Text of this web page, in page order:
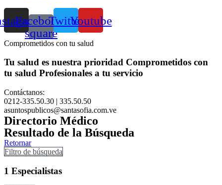
Facebook-
square
TwitterYoutube
Comprometidos con tu salud
Tu salud es nuestra prioridad Comprometidos con
tu salud Profesionales a tu servicio
Contáctanos:
0212-335.50.30 | 335.50.50
asuntospublicos@santasofia.com.ve
Directorio Médico
Resultado de la Búsqueda
Retornar
Filtro de búsqueda
1 Especialistas